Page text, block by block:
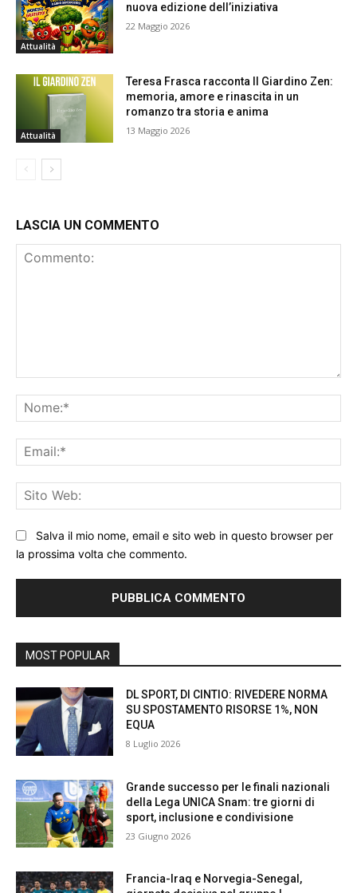
Attualità
nuova edizione dell’iniziativa
22 Maggio 2026
Attualità
Teresa Frasca racconta Il Giardino Zen:
memoria, amore e rinascita in un
romanzo tra storia e anima
13 Maggio 2026
LASCIA UN COMMENTO
Salva il mio nome, email e sito web in questo browser per
la prossima volta che commento.
MOST POPULAR
DL SPORT, DI CINTIO: RIVEDERE NORMA
SU SPOSTAMENTO RISORSE 1%, NON
EQUA
8 Luglio 2026
Grande successo per le finali nazionali
della Lega UNICA Snam: tre giorni di
sport, inclusione e condivisione
23 Giugno 2026
Francia-Iraq e Norvegia-Senegal,